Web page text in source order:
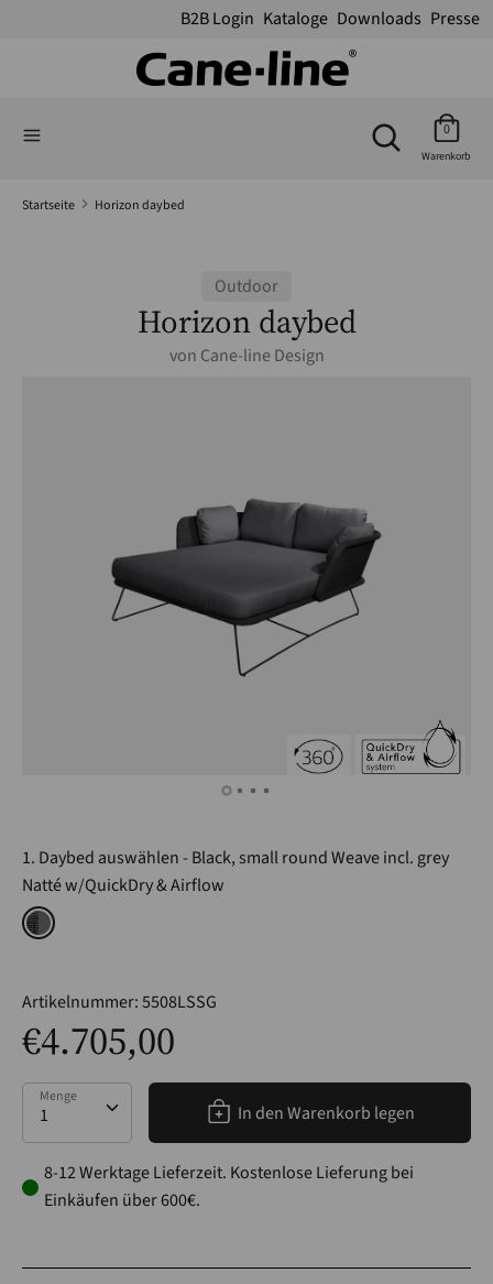
B2B Login Kataloge Downloads Presse
Suchen
unserem
Warenkorb
0
Shop
Startseite Horizon daybed
Outdoor
Horizon daybed
von Cane-line Design
1. Daybed auswählen Black, small round Weave incl. grey
Natté w/QuickDry & Airflow
Artikelnummer:5508LSSG
€4.705,00
Menge
Menge
In den Warenkorb legen
8-12 Werktage Lieferzeit. Kostenlose Lieferung bei
Einkäufen über 600€.